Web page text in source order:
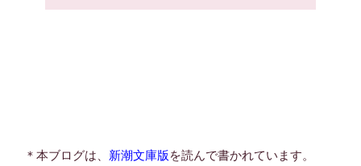
＊本ブログは、 新潮文庫版を読んで書かれています。